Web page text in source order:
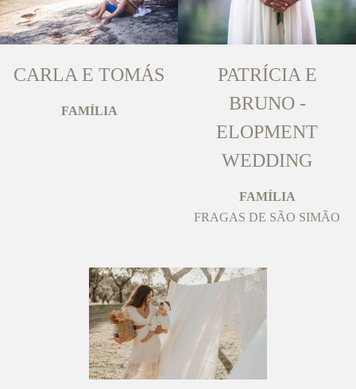
CARLA E TOMÁS
FAMÍLIA
PATRÍCIA E
BRUNO -
ELOPMENT
WEDDING
FAMÍLIA
FRAGAS DE SÃO SIMÃO